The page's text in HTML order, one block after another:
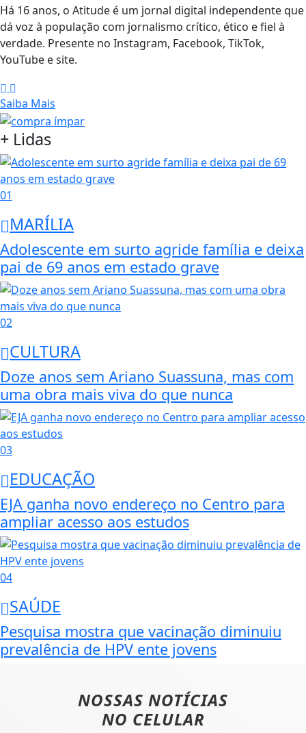
Há 16 anos, o Atitude é um jornal digital independente que
dá voz à população com jornalismo crítico, ético e fiel à
verdade. Presente no Instagram, Facebook, TikTok,
YouTube e site.
Saiba Mais
+ Lidas
01
MARÍLIA
Adolescente em surto agride família e deixa
pai de 69 anos em estado grave
02
CULTURA
Doze anos sem Ariano Suassuna, mas com
uma obra mais viva do que nunca
03
EDUCAÇÃO
EJA ganha novo endereço no Centro para
ampliar acesso aos estudos
04
SAÚDE
Pesquisa mostra que vacinação diminuiu
prevalência de HPV ente jovens
NOSSAS NOTÍCIAS
NO CELULAR